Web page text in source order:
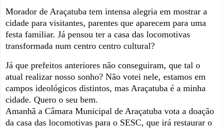
Morador de Araçatuba tem intensa alegria em mostrar a
cidade para visitantes, parentes que aparecem para uma
festa familiar. Já pensou ter a casa das locomotivas
transformada num centro centro cultural?
Já que prefeitos anteriores não conseguiram, que tal o
atual realizar nosso sonho? Não votei nele, estamos em
campos ideológicos distintos, mas Araçatuba é a minha
cidade. Quero o seu bem.
Amanhã a Câmara Municipal de Araçatuba vota a doação
da casa das locomotivas para o SESC, que irá restaurar o